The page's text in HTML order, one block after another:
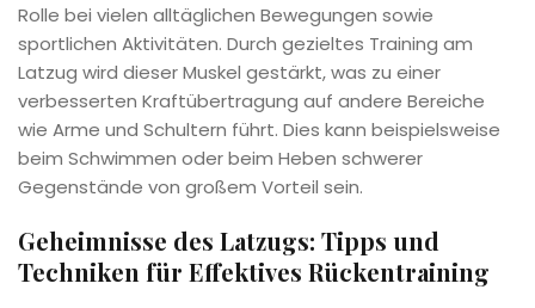
Rolle bei vielen alltäglichen Bewegungen sowie
sportlichen Aktivitäten. Durch gezieltes Training am
Latzug wird dieser Muskel gestärkt, was zu einer
verbesserten Kraftübertragung auf andere Bereiche
wie Arme und Schultern führt. Dies kann beispielsweise
beim Schwimmen oder beim Heben schwerer
Gegenstände von großem Vorteil sein.
Geheimnisse des Latzugs: Tipps und
Techniken für Effektives Rückentraining